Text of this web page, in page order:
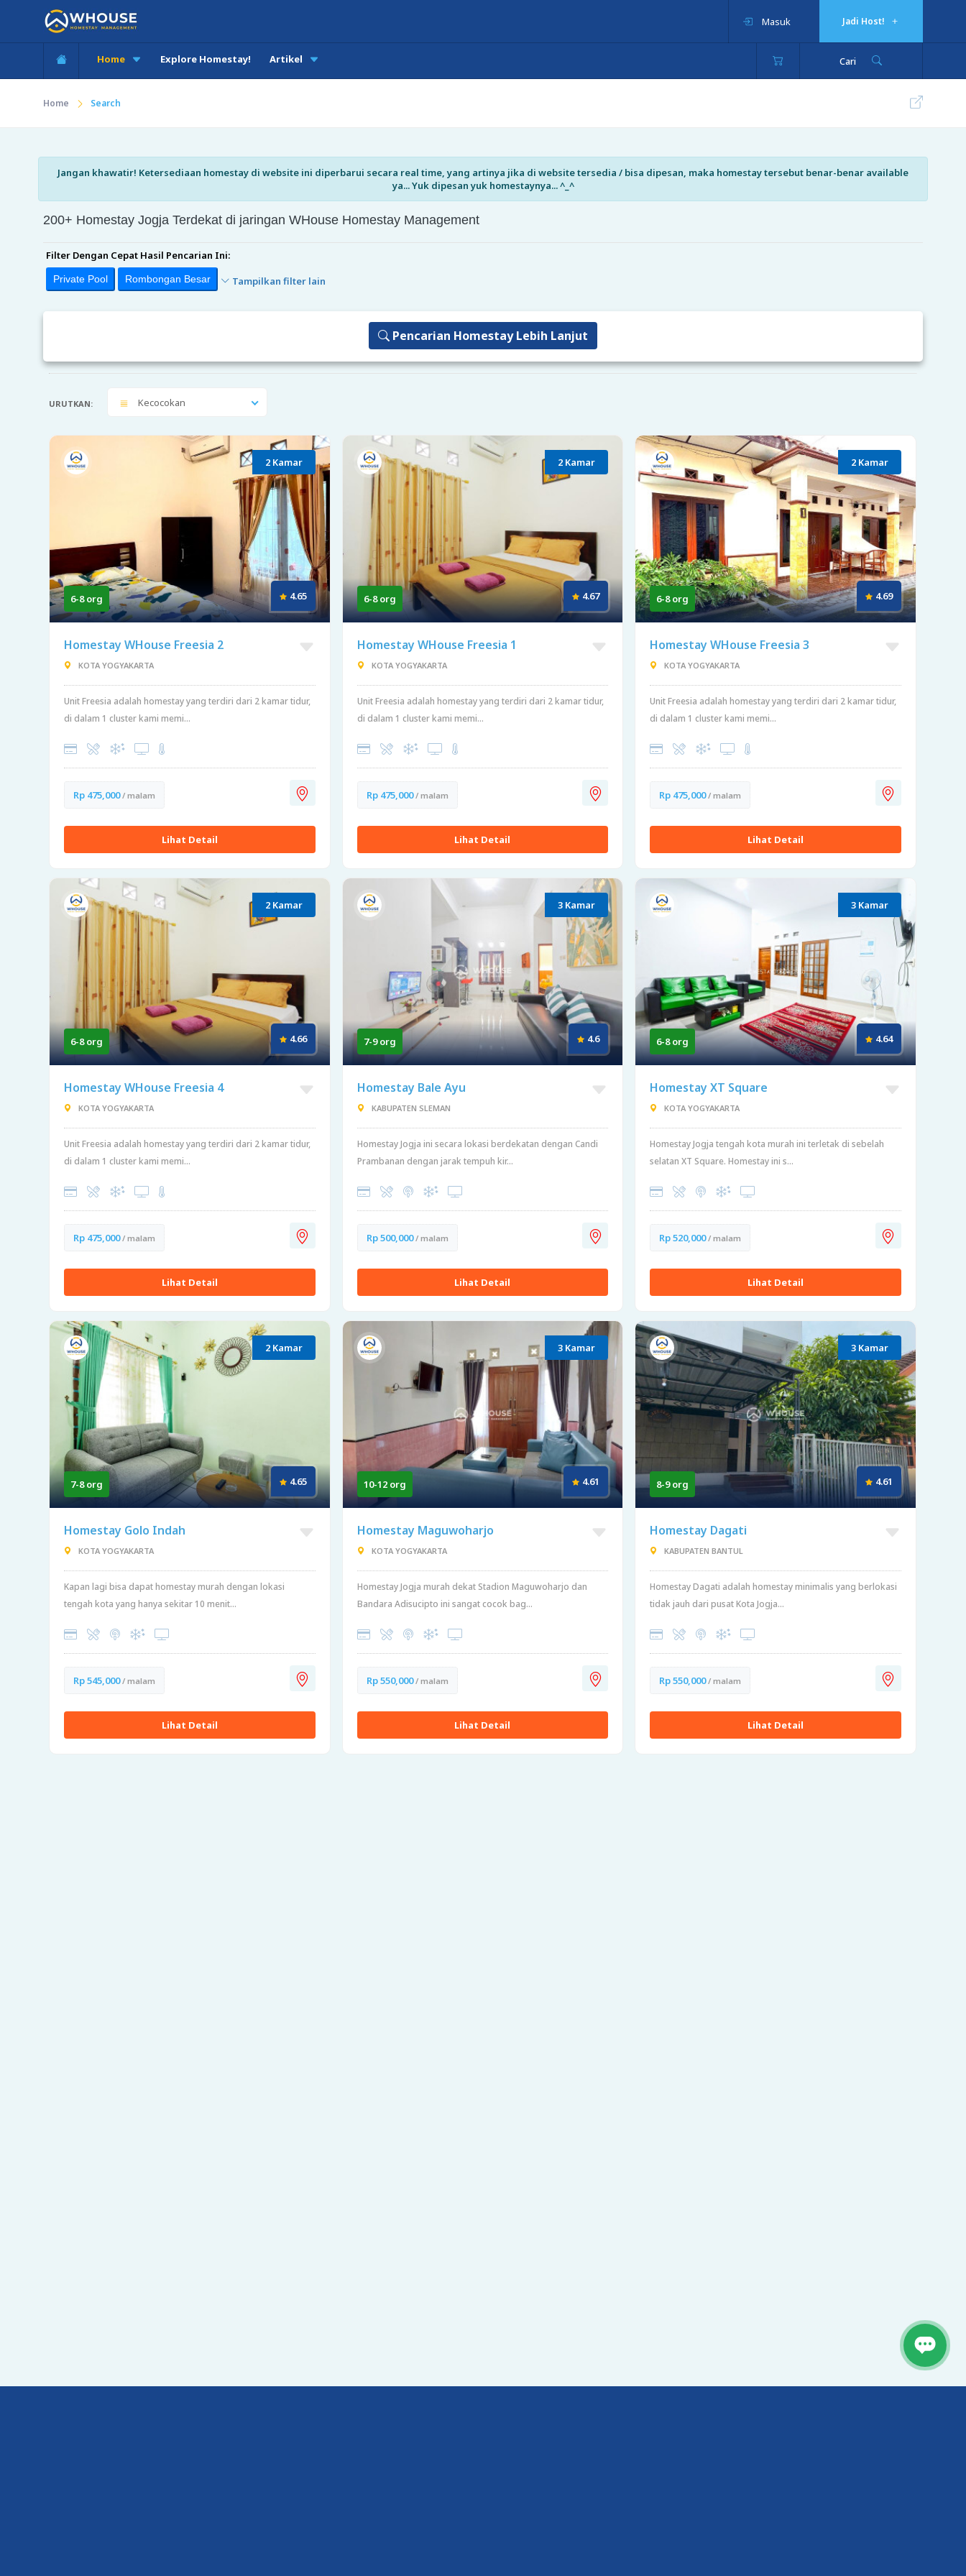
Jadi Host!
Masuk
Cari
Home Explore Homestay! Artikel
Home Search
Jangan khawatir! Ketersediaan homestay di website ini diperbarui secara real time, yang artinya jika di website tersedia / bisa dipesan, maka homestay tersebut benar-benar available
ya... Yuk dipesan yuk homestaynya... ^_^
200+ Homestay Jogja Terdekat di jaringan WHouse Homestay Management
Filter Dengan Cepat Hasil Pencarian Ini:
Private Pool Rombongan Besar Tampilkan filter lain
Pencarian Homestay Lebih Lanjut
URUTKAN: Kecocokan
2 Kamar
6-8 org 4.65
Homestay WHouse Freesia 2
KOTA YOGYAKARTA
Unit Freesia adalah homestay yang terdiri dari 2 kamar tidur,
di dalam 1 cluster kami memi...
Rp 475,000/ malam
Lihat Detail
2 Kamar
6-8 org 4.67
Homestay WHouse Freesia 1
KOTA YOGYAKARTA
Unit Freesia adalah homestay yang terdiri dari 2 kamar tidur,
di dalam 1 cluster kami memi...
Rp 475,000/ malam
Lihat Detail
2 Kamar
6-8 org 4.69
Homestay WHouse Freesia 3
KOTA YOGYAKARTA
Unit Freesia adalah homestay yang terdiri dari 2 kamar tidur,
di dalam 1 cluster kami memi...
Rp 475,000/ malam
Lihat Detail
2 Kamar
6-8 org 4.66
Homestay WHouse Freesia 4
KOTA YOGYAKARTA
Unit Freesia adalah homestay yang terdiri dari 2 kamar tidur,
di dalam 1 cluster kami memi...
Rp 475,000/ malam
Lihat Detail
3 Kamar
7-9 org 4.6
Homestay Bale Ayu
KABUPATEN SLEMAN
Homestay Jogja ini secara lokasi berdekatan dengan Candi
Prambanan dengan jarak tempuh kir...
Rp 500,000/ malam
Lihat Detail
3 Kamar
6-8 org 4.64
Homestay XT Square
KOTA YOGYAKARTA
Homestay Jogja tengah kota murah ini terletak di sebelah
selatan XT Square. Homestay ini s...
Rp 520,000/ malam
Lihat Detail
2 Kamar
7-8 org 4.65
Homestay Golo Indah
KOTA YOGYAKARTA
Kapan lagi bisa dapat homestay murah dengan lokasi
tengah kota yang hanya sekitar 10 menit...
Rp 545,000/ malam
Lihat Detail
3 Kamar
10-12 org 4.61
Homestay Maguwoharjo
KOTA YOGYAKARTA
Homestay Jogja murah dekat Stadion Maguwoharjo dan
Bandara Adisucipto ini sangat cocok bag...
Rp 550,000/ malam
Lihat Detail
3 Kamar
8-9 org 4.61
Homestay Dagati
KABUPATEN BANTUL
Homestay Dagati adalah homestay minimalis yang berlokasi
tidak jauh dari pusat Kota Jogja...
Rp 550,000/ malam
Lihat Detail